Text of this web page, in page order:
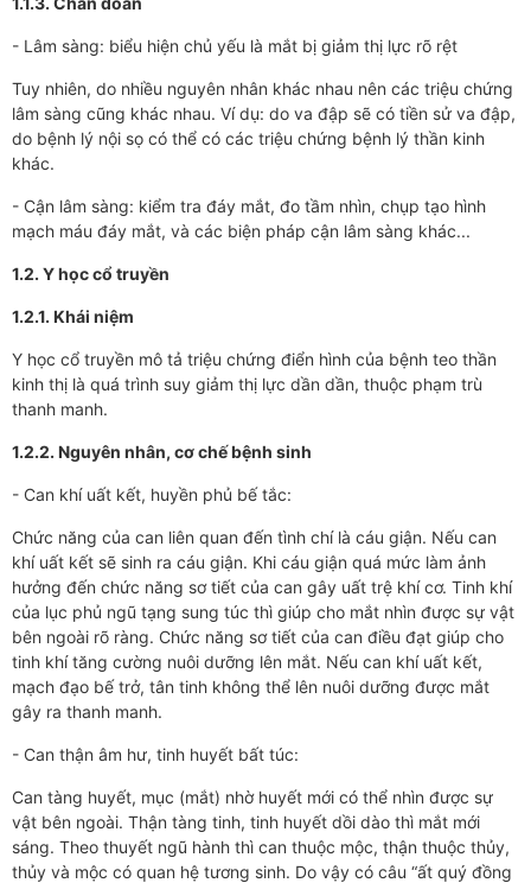
- Lâm sàng: biểu hiện chủ yếu là mắt bị giảm thị lực rõ rệt
Tuy nhiên, do nhiều nguyên nhân khác nhau nên các triệu chứng
lâm sàng cũng khác nhau. Ví dụ: do va đập sẽ có tiền sử va đập,
do bệnh lý nội sọ có thể có các triệu chứng bệnh lý thần kinh
khác.
- Cận lâm sàng: kiểm tra đáy mắt, đo tầm nhìn, chụp tạo hình
mạch máu đáy mắt, và các biện pháp cận lâm sàng khác...
1.2. Y học cổ truyền
1.2.1. Khái niệm
Y học cổ truyền mô tả triệu chứng điển hình của bệnh teo thần
kinh thị là quá trình suy giảm thị lực dần dần, thuộc phạm trù
thanh manh.
1.2.2. Nguyên nhân, cơ chế bệnh sinh
- Can khí uất kết, huyền phủ bế tắc:
Chức năng của can liên quan đến tình chí là cáu giận. Nếu can
khí uất kết sẽ sinh ra cáu giận. Khi cáu giận quá mức làm ảnh
hưởng đến chức năng sơ tiết của can gây uất trệ khí cơ. Tinh khí
của lục phủ ngũ tạng sung túc thì giúp cho mắt nhìn được sự vật
bên ngoài rõ ràng. Chức năng sơ tiết của can điều đạt giúp cho
tinh khí tăng cường nuôi dưỡng lên mắt. Nếu can khí uất kết,
mạch đạo bế trở, tân tinh không thể lên nuôi dưỡng được mắt
gây ra thanh manh.
- Can thận âm hư, tinh huyết bất túc:
Can tàng huyết, mục (mắt) nhờ huyết mới có thể nhìn được sự
vật bên ngoài. Thận tàng tinh, tinh huyết dồi dào thì mắt mới
sáng. Theo thuyết ngũ hành thì can thuộc mộc, thận thuộc thủy,
thủy và mộc có quan hệ tương sinh. Do vậy có câu “ất quý đồng